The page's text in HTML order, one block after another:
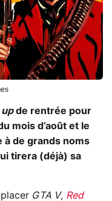
upde rentrée pour
mois d’août et le
à de grands noms
tirera (déjà) sa
GTA V, Red